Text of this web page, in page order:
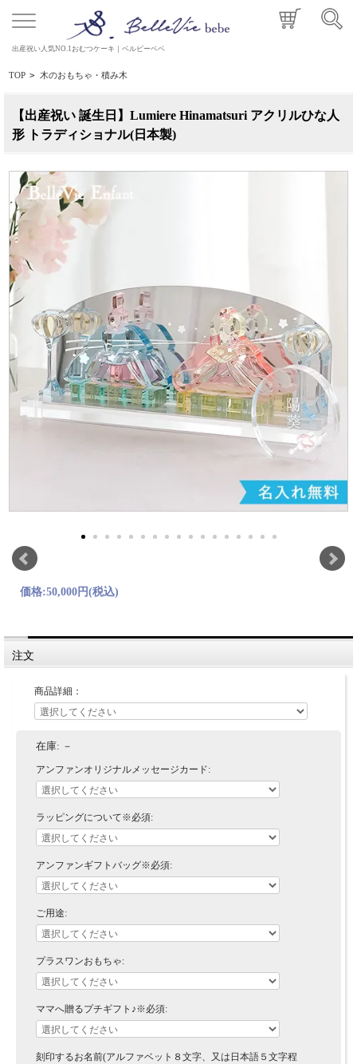
出産祝い人気NO.1おむつケーキ｜ベルビーベベ
TOP > 木のおもちゃ・積み木
【出産祝い 誕生日】Lumiere Hinamatsuri アクリルひな人
形 トラディショナル(日本製)
価格:50,000円(税込)
注文
商品詳細：
在庫: －
アンファンオリジナルメッセージカード:
ラッピングについて※必須:
アンファンギフトバッグ※必須:
ご用途:
プラスワンおもちゃ:
ママへ贈るプチギフト♪※必須:
刻印するお名前(アルファベット８文字、又は日本語５文字程